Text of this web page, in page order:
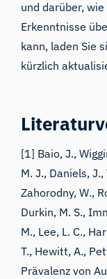
und darüber,
Erkenntnisse
kann, laden Sie
kürzlich
[1] Baio, J.,
M. J., Daniels,
Zahorodny, W.,
Durkin, M. S.,
M., Lee, L. C.,
T., Hewitt, A.,
Prävalenz von